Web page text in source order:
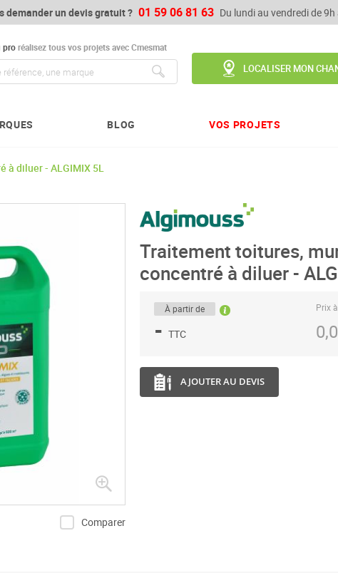
demander un devis gratuit ? 01 59 06 81 63 Du lundi au vendredi de
proréalisez tous vos projets avec Cmesmat
LOCALISER MON
BLOG VOS PROJETS
à diluer - ALGIMIX 5L
Comparer
Traitement toitures,
concentré à diluer -
À partir de
- TTC
Prix
AJOUTER AU DEVIS